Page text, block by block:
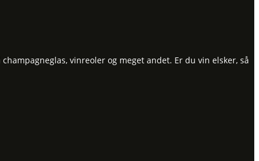
vinreoler og meget andet. Er du vin elsker, så